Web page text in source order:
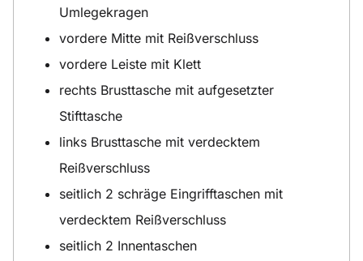
Umlegekragen
vordere Mitte mit Reißverschluss
vordere Leiste mit Klett
rechts Brusttasche mit aufgesetzter
Stifttasche
links Brusttasche mit verdecktem
Reißverschluss
seitlich 2 schräge Eingrifftaschen mit
verdecktem Reißverschluss
seitlich 2 Innentaschen